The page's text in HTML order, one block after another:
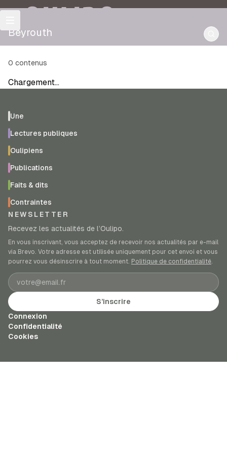
OULIPO
Beyrouth
0 contenus
Chargement…
Une
Lectures publiques
Oulipiens
Publications
Faits & dits
Contraintes
NEWSLETTER
Recevez les actualités de l’Oulipo.
En vous inscrivant, vous acceptez de recevoir nos actualités par e-mail
via Brevo. Votre adresse est utilisée uniquement pour cet envoi et vous
pourrez vous désinscrire à tout moment. Politique de confidentialité.
Adresse e-mail
S’inscrire
Connexion
Confidentialité
Cookies